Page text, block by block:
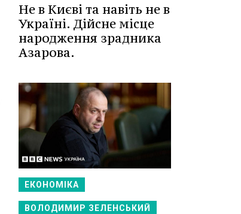
Не в Києві та навіть не в
Україні. Дійсне місце
народження зрадника
Азарова.
ЕКОНОМІКА
ВОЛОДИМИР ЗЕЛЕНСЬКИЙ